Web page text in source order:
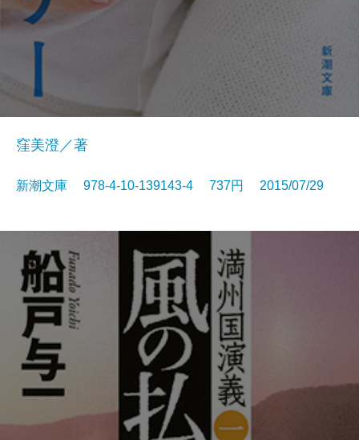
窪美澄／著
新潮文庫 978-4-10-139143-4 737円 2015/07/29